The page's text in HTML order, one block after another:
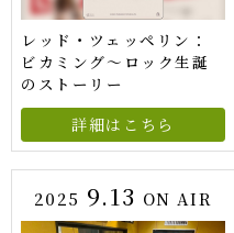
レッド・ツェッペリン：
ビカミング〜ロック生誕
のストーリー
詳細はこちら
2025 9.13 ON AIR